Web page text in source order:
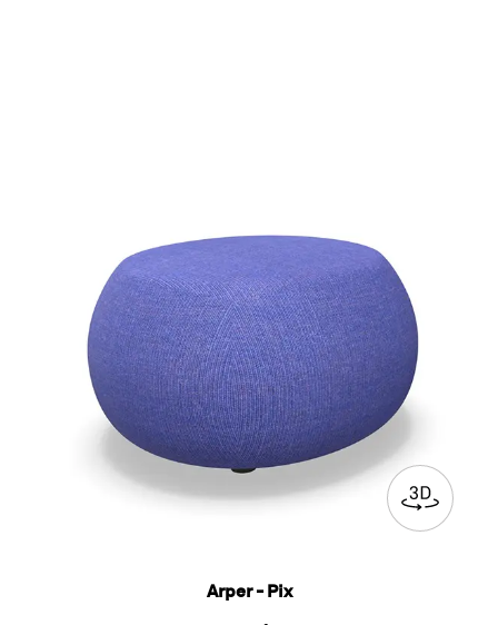
Arper - Pix